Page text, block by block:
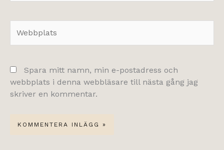
Spara mitt namn, min e-postadress och
webbplats i denna webbläsare till nästa gång jag
skriver en kommentar.